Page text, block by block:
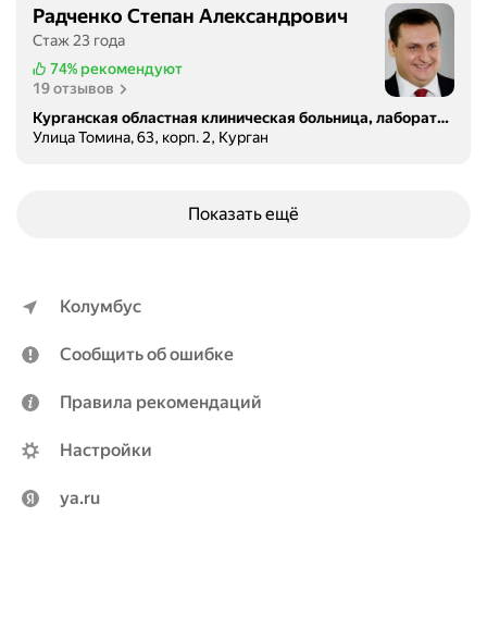
Радченко Степан Александрович
Стаж 23 года
74% рекомендуют
19 отзывов
Курганская областная клиническая больница, лаборатория клинической иммунологии
Улица Томина, 63, корп. 2, Курган
Показать ещё
Колумбус
Сообщить об ошибке
Правила рекомендаций
Настройки
ya.ru